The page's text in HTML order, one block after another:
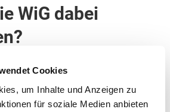
Cookies
um Inhalte und Anzeigen zu
für soziale Medien anbieten
WiG dabei
– WiG unterstützt
Wien sowie stadtnahe
fachlich als auch finanziell bei